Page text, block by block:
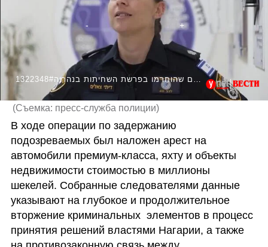
(Съемка: пресс-служба полиции)
В ходе операции по задержанию
подозреваемых был наложен арест на
автомобили премиум-класса, яхту и объекты
недвижимости стоимостью в миллионы
шекелей. Собранные следователями данные
указывают на глубокое и продолжительное
вторжение криминальных  элементов в процесс
принятия решений властями Нагарии, а также